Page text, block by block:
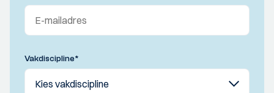
Vakdiscipline*